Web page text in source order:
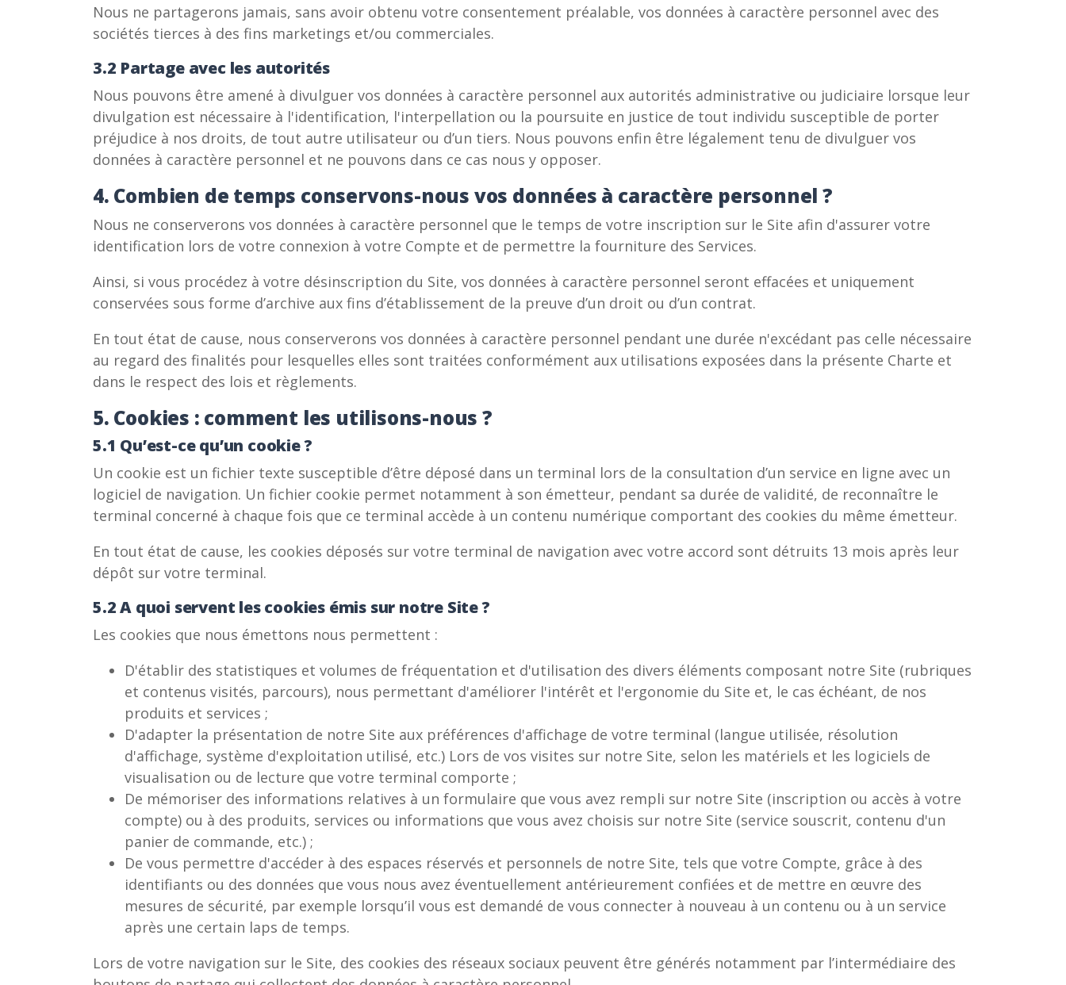
Nous ne partagerons jamais, sans avoir obtenu votre consentement préalable, vos données à caractère personnel avec des
sociétés tierces à des fins marketings et/ou commerciales.
3.2 Partage avec les autorités
Nous pouvons être amené à divulguer vos données à caractère personnel aux autorités administrative ou judiciaire lorsque leur
divulgation est nécessaire à l'identification, l'interpellation ou la poursuite en justice de tout individu susceptible de porter
préjudice à nos droits, de tout autre utilisateur ou d’un tiers. Nous pouvons enfin être légalement tenu de divulguer vos
données à caractère personnel et ne pouvons dans ce cas nous y opposer.
4. Combien de temps conservons-nous vos données à caractère personnel ?
Nous ne conserverons vos données à caractère personnel que le temps de votre inscription sur le Site afin d'assurer votre
identification lors de votre connexion à votre Compte et de permettre la fourniture des Services.
Ainsi, si vous procédez à votre désinscription du Site, vos données à caractère personnel seront effacées et uniquement
conservées sous forme d’archive aux fins d’établissement de la preuve d’un droit ou d’un contrat.
En tout état de cause, nous conserverons vos données à caractère personnel pendant une durée n'excédant pas celle nécessaire
au regard des finalités pour lesquelles elles sont traitées conformément aux utilisations exposées dans la présente Charte et
dans le respect des lois et règlements.
5. Cookies : comment les utilisons-nous ?
5.1 Qu’est-ce qu’un cookie ?
Un cookie est un fichier texte susceptible d’être déposé dans un terminal lors de la consultation d’un service en ligne avec un
logiciel de navigation. Un fichier cookie permet notamment à son émetteur, pendant sa durée de validité, de reconnaître le
terminal concerné à chaque fois que ce terminal accède à un contenu numérique comportant des cookies du même émetteur.
En tout état de cause, les cookies déposés sur votre terminal de navigation avec votre accord sont détruits 13 mois après leur
dépôt sur votre terminal.
5.2 A quoi servent les cookies émis sur notre Site ?
Les cookies que nous émettons nous permettent :
D'établir des statistiques et volumes de fréquentation et d'utilisation des divers éléments composant notre Site (rubriques
et contenus visités, parcours), nous permettant d'améliorer l'intérêt et l'ergonomie du Site et, le cas échéant, de nos
produits et services ;
D'adapter la présentation de notre Site aux préférences d'affichage de votre terminal (langue utilisée, résolution
d'affichage, système d'exploitation utilisé, etc.) Lors de vos visites sur notre Site, selon les matériels et les logiciels de
visualisation ou de lecture que votre terminal comporte ;
De mémoriser des informations relatives à un formulaire que vous avez rempli sur notre Site (inscription ou accès à votre
compte) ou à des produits, services ou informations que vous avez choisis sur notre Site (service souscrit, contenu d'un
panier de commande, etc.) ;
De vous permettre d'accéder à des espaces réservés et personnels de notre Site, tels que votre Compte, grâce à des
identifiants ou des données que vous nous avez éventuellement antérieurement confiées et de mettre en œuvre des
mesures de sécurité, par exemple lorsqu’il vous est demandé de vous connecter à nouveau à un contenu ou à un service
après une certain laps de temps.
Lors de votre navigation sur le Site, des cookies des réseaux sociaux peuvent être générés notamment par l’intermédiaire des